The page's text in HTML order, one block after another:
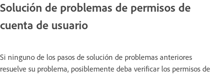
Solución de problemas de permisos de
cuenta de usuario
Si ninguno de los pasos de solución de problemas anteriores
resuelve su problema, posiblemente deba verificar los permisos de